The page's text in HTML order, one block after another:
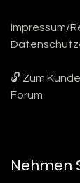
Impressum/
🔓 Zum
Forum
Nehmen